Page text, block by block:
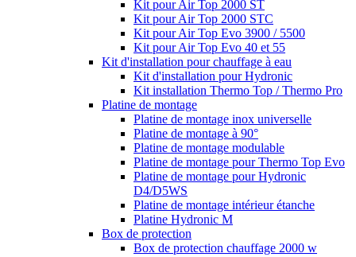
Kit pour Air Top 2000 ST
Kit pour Air Top 2000 STC
Kit pour Air Top Evo 3900 / 5500
Kit pour Air Top Evo 40 et 55
Kit d'installation pour chauffage à eau
Kit d'installation pour Hydronic
Kit installation Thermo Top / Thermo Pro
Platine de montage
Platine de montage inox universelle
Platine de montage à 90°
Platine de montage modulable
Platine de montage pour Thermo Top Evo
Platine de montage pour Hydronic
D4/D5WS
Platine de montage intérieur étanche
Platine Hydronic M
Box de protection
Box de protection chauffage 2000 w